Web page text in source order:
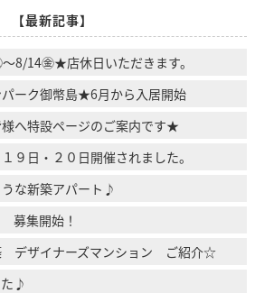
【最新記事】
14㊎★店休日いただきます。
ーク御幣島★6月から入居開始
へ特設ページのご案内です★
日・２０日開催されました。
な新築アパート♪
募集開始！
デザイナーズマンション ご紹介☆
た♪